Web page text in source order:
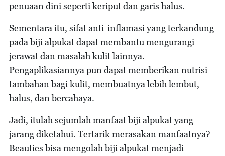
penuaan dini seperti keriput dan garis halus.
Sementara itu, sifat anti-inflamasi yang terkandung
pada biji alpukat dapat membantu mengurangi
jerawat dan masalah kulit lainnya.
Pengaplikasiannya pun dapat memberikan nutrisi
tambahan bagi kulit, membuatnya lebih lembut,
halus, dan bercahaya.
Jadi, itulah sejumlah manfaat biji alpukat yang
jarang diketahui. Tertarik merasakan manfaatnya?
Beauties bisa mengolah biji alpukat menjadi